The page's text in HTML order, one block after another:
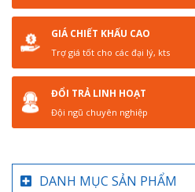
GIÁ CHIẾT KHẤU CAO
Trợ giá tốt cho các đại lý, kts
ĐỔI TRẢ LINH HOẠT
Đội ngũ chuyên nghiệp
DANH MỤC SẢN PHẨM